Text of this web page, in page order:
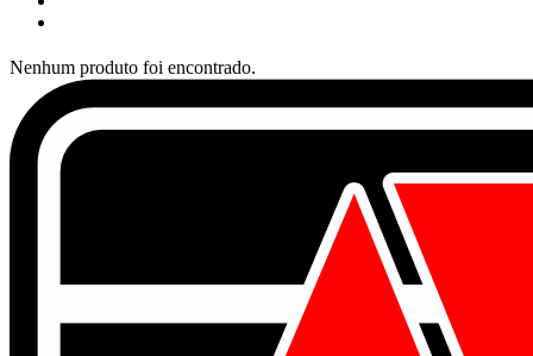
Nenhum produto foi encontrado.